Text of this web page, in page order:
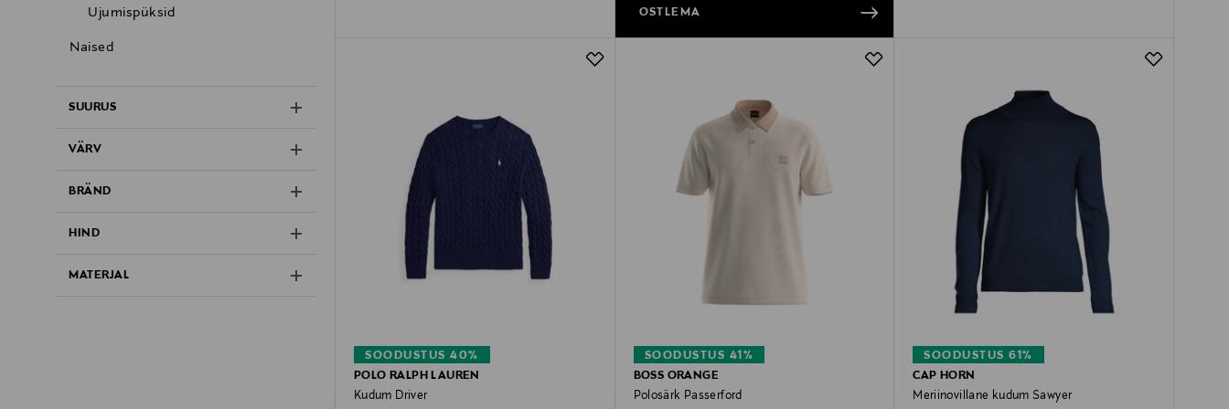
Ujumispüksid
Naised
SUURUS
VÄRV
BRÄND
HIND
MATERJAL
OSTLEMA
SOODUSTUS 40%
POLO RALPH LAUREN
Kudum Driver
SOODUSTUS 41%
BOSS ORANGE
Polosärk Passerford
SOODUSTUS 61%
CAP HORN
Meriinovillane kudum Sawyer